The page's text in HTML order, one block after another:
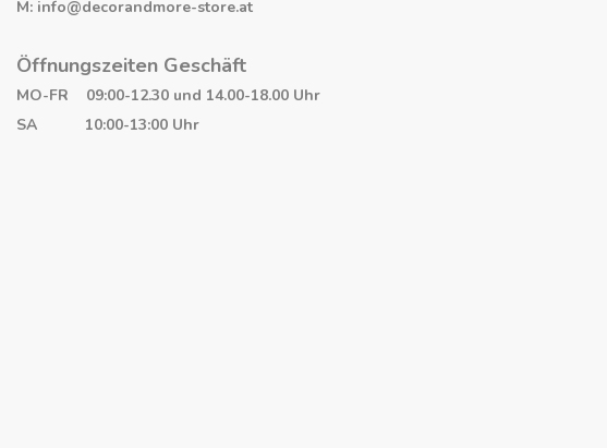
M: info@decorandmore-store.at
Öffnungszeiten Geschäft
MO-FR 09:00-12.30 und 14.00-18.00 Uhr
SA 10:00-13:00 Uhr